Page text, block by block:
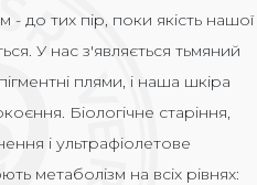
до тих пір, поки якість нашої
У нас з'являється тьмяний
плями, і наша шкіра
Біологічне старіння,
і ультрафіолетове
метаболізм на всіх рівнях: